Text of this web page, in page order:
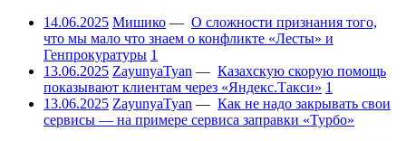
14.06.2025 Мишико — О сложности признания того,
что мы мало что знаем о конфликте «Лесты» и
Генпрокуратуры 1
13.06.2025 ZayunyaTyan — Казахскую скорую помощь
показывают клиентам через «Яндекс.Такси» 1
13.06.2025 ZayunyaTyan — Как не надо закрывать свои
сервисы — на примере сервиса заправки «Турбо»